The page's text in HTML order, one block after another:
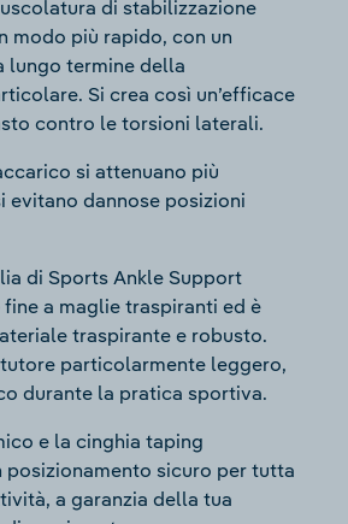
di stabilizzazione
modo più rapido, con un
lungo termine della
Si crea così un’efficace
contro le torsioni laterali.
si attenuano più
evitano dannose posizioni
di Sports Ankle Support
a maglie traspiranti ed è
traspirante e robusto.
particolarmente leggero,
durante la pratica sportiva.
e la cinghia taping
posizionamento sicuro per tutta
a garanzia della tua